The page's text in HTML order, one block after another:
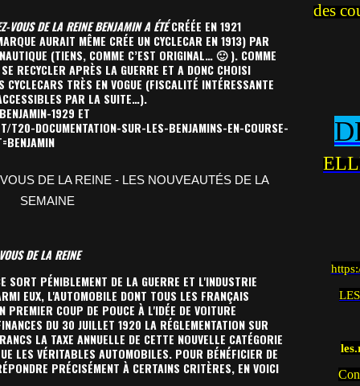
VOUS DE LA REINE BENJAMIN A ÉTÉCRÉÉE EN 1921
AURAIT MÊME CRÉE UN CYCLECAR EN 1913) PAR
(TIENS, COMME C’EST ORIGINAL… 🙂 ). COMME
RECYCLER APRÈS LA GUERRE ET A DONC CHOISI
TRÈS EN VOGUE (FISCALITÉ INTÉRESSANTE
PAR LA SUITE…).
1929 ET
T20-DOCUMENTATION-SUR-LES-BENJAMINS-EN-COURSE-
DE LA REINE
SORT PÉNIBLEMENT DE LA GUERRE ET L'INDUSTRIE
EUX, L'AUTOMOBILE DONT TOUS LES FRANÇAIS
PREMIER COUP DE POUCE À L'IDÉE DE VOITURE
DU 30 JUILLET 1920 LA RÉGLEMENTATION SUR
LA TAXE ANNUELLE DE CETTE NOUVELLE CATÉGORIE
LES VÉRITABLES AUTOMOBILES. POUR BÉNÉFICIER DE
PRÉCISÉMENT À CERTAINS CRITÈRES, EN VOICI
des